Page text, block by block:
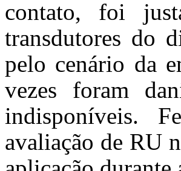
contato, foi
transdutores do
pelo cenário da
vezes foram
indisponíveis.
avaliação de RU